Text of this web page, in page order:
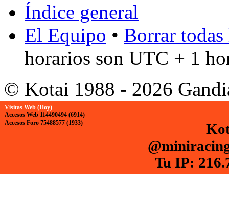
Índice general
El Equipo • Borrar
horarios son UTC + 1
© Kotai 1988 - 2026
Visitas Web (Hoy)
Accesos Web 114490494 (6914)
Accesos Foro 75488577 (1933)
Tu IP: